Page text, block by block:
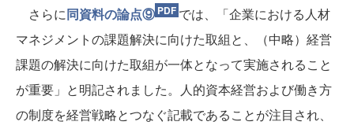
さらに同資料の論点⑨
では、「企業における人材
マネジメントの課題解決に向けた取組と、（中略）経営
課題の解決に向けた取組が一体となって実施されること
が重要」と明記されました。人的資本経営および働き方
の制度を経営戦略とつなぐ記載であることが注目され、